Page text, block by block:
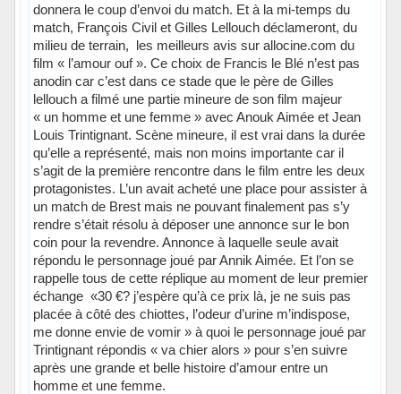
donnera le coup d’envoi du match. Et à la mi-temps du
match, François Civil et Gilles Lellouch déclameront, du
milieu de terrain, les meilleurs avis sur allocine.com du
film « l’amour ouf ». Ce choix de Francis le Blé n’est pas
anodin car c’est dans ce stade que le père de Gilles
lellouch a filmé une partie mineure de son film majeur
« un homme et une femme » avec Anouk Aimée et Jean
Louis Trintignant. Scène mineure, il est vrai dans la durée
qu’elle a représenté, mais non moins importante car il
s’agit de la première rencontre dans le film entre les deux
protagonistes. L’un avait acheté une place pour assister à
un match de Brest mais ne pouvant finalement pas s’y
rendre s’était résolu à déposer une annonce sur le bon
coin pour la revendre. Annonce à laquelle seule avait
répondu le personnage joué par Annik Aimée. Et l’on se
rappelle tous de cette réplique au moment de leur premier
échange «30 €? j’espère qu’à ce prix là, je ne suis pas
placée à côté des chiottes, l’odeur d’urine m’indispose,
me donne envie de vomir » à quoi le personnage joué par
Trintignant répondis « va chier alors » pour s’en suivre
après une grande et belle histoire d’amour entre un
homme et une femme.